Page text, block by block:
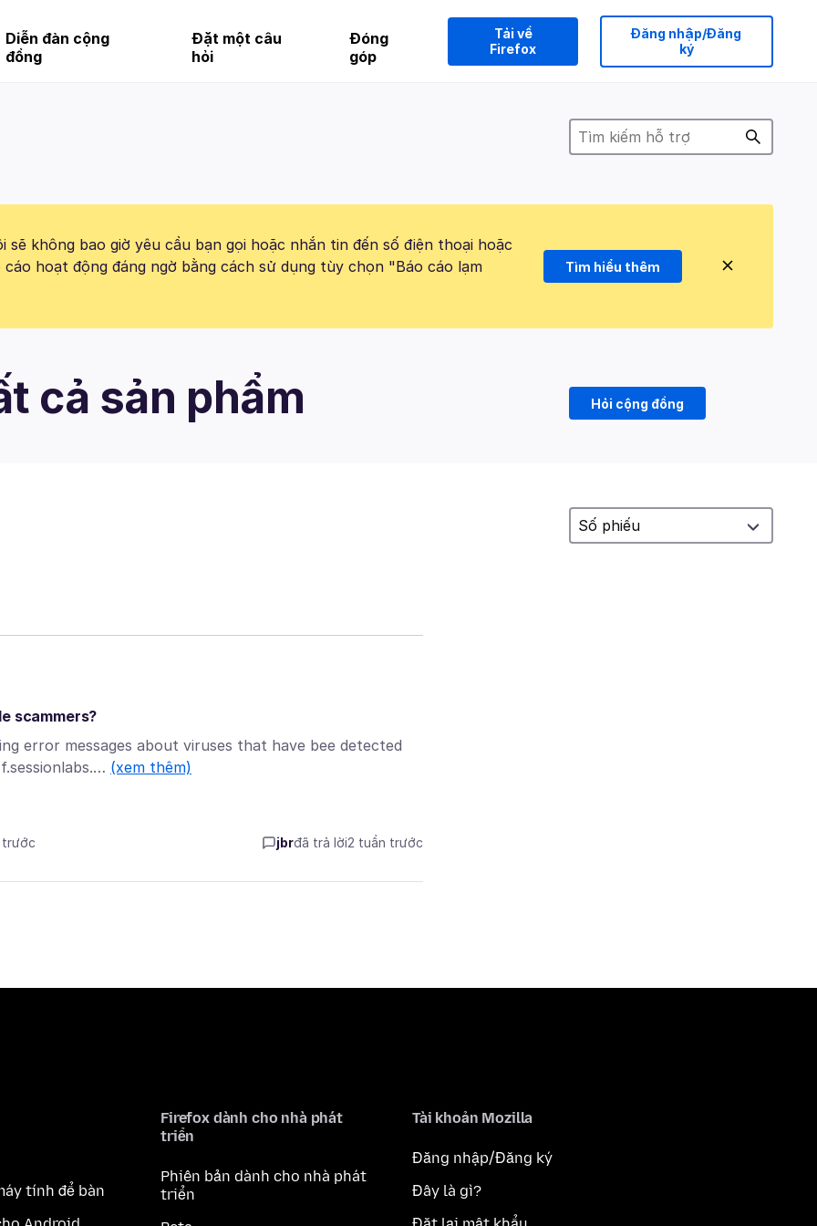
Diễn đàn cộng
đồng
Đặt một câu
hỏi
Đóng
góp
Tải về
Firefox
Đăng nhập/Đăng
ký
sẽ không bao giờ yêu cầu bạn gọi hoặc nhắn tin đến số điện thoại hoặc
hoạt động đáng ngờ bằng cách sử dụng tùy chọn "Báo cáo lạm
Tìm hiểu thêm
cả sản phẩm Hỏi cộng đồng
scammers?
error messages about viruses that have bee detected
(xem thêm)
trước jbrđã trả lời2 tuần trước
tính để bàn
Firefox dành cho nhà phát
triển
Phiên bản dành cho nhà phát
triển
Tài khoản Mozilla
Đăng nhập/Đăng ký
Đây là gì?